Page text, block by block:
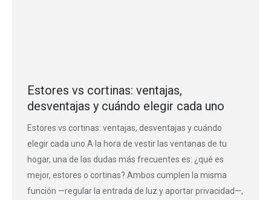
Estores vs cortinas: ventajas,
desventajas y cuándo elegir cada uno
Estores vs cortinas: ventajas, desventajas y cuándo
elegir cada uno A la hora de vestir las ventanas de tu
hogar, una de las dudas más frecuentes es: ¿qué es
mejor, estores o cortinas? Ambos cumplen la misma
función —regular la entrada de luz y aportar privacidad—,